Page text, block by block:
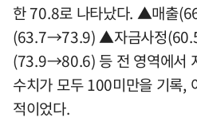
한 70.8로 나타났다. ▲매출
(63.7→73.9) ▲자금사정
(73.9→80.6) 등 전 영역에서
수치가 모두 100미만을 기록,
적이었다.